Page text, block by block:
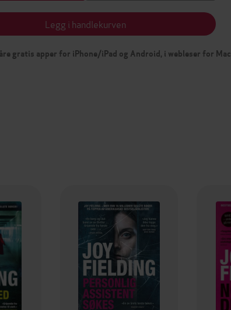
Legg i handlekurven
gratis apper for iPhone/iPad og Android, i webleser for